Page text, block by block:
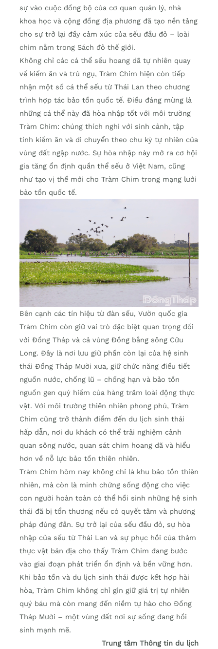
sự vào cuộc đồng bộ của cơ quan quản lý, nhà
khoa học và cộng đồng địa phương đã tạo nền tảng
cho sự trở lại đầy cảm xúc của sếu đầu đỏ – loài
chim nằm trong Sách đỏ thế giới.
Không chỉ các cá thể sếu hoang dã tự nhiên quay
về kiếm ăn và trú ngụ, Tràm Chim hiện còn tiếp
nhận một số cá thể sếu từ Thái Lan theo chương
trình hợp tác bảo tồn quốc tế. Điều đáng mừng là
những cá thể này đã hòa nhập tốt với môi trường
Tràm Chim: chúng thích nghi với sinh cảnh, tập
tính kiếm ăn và di chuyển theo chu kỳ tự nhiên của
vùng đất ngập nước. Sự hòa nhập này mở ra cơ hội
gia tăng ổn định quần thể sếu ở Việt Nam, cũng
như tạo vị thế mới cho Tràm Chim trong mạng lưới
bảo tồn quốc tế.
Bên cạnh các tín hiệu từ đàn sếu, Vườn quốc gia
Tràm Chim còn giữ vai trò đặc biệt quan trọng đối
với Đồng Tháp và cả vùng Đồng bằng sông Cửu
Long. Đây là nơi lưu giữ phần còn lại của hệ sinh
thái Đồng Tháp Mười xưa, giữ chức năng điều tiết
nguồn nước, chống lũ – chống hạn và bảo tồn
nguồn gen quý hiếm của hàng trăm loài động thực
vật. Với môi trường thiên nhiên phong phú, Tràm
Chim cũng trở thành điểm đến du lịch sinh thái
hấp dẫn, nơi du khách có thể trải nghiệm cảnh
quan sông nước, quan sát chim hoang dã và hiểu
hơn về nỗ lực bảo tồn thiên nhiên.
Tràm Chim hôm nay không chỉ là khu bảo tồn thiên
nhiên, mà còn là minh chứng sống động cho việc
con người hoàn toàn có thể hồi sinh những hệ sinh
thái đã bị tổn thương nếu có quyết tâm và phương
pháp đúng đắn. Sự trở lại của sếu đầu đỏ, sự hòa
nhập của sếu từ Thái Lan và sự phục hồi của thảm
thực vật bản địa cho thấy Tràm Chim đang bước
vào giai đoạn phát triển ổn định và bền vững hơn.
Khi bảo tồn và du lịch sinh thái được kết hợp hài
hòa, Tràm Chim không chỉ gìn giữ giá trị tự nhiên
quý báu mà còn mang đến niềm tự hào cho Đồng
Tháp Mười – một vùng đất nơi sự sống đang hồi
sinh mạnh mẽ.
Trung tâm Thông tin du lịch